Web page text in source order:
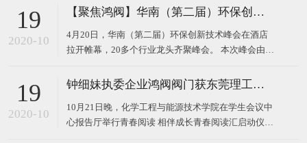
限公司董事长钟细妹、化能学院党委书记夏勇、化能
场仪式。化能学院党委委员、各支部书记、政治辅导
员、班主任
19
2020-10
【聚焦鸿阀】华南（第二届）环保创新技术峰会
4月20日，华南（第二届）环保创新技术峰会在酒店
拉开帷幕，20多个行业龙头齐聚峰会。 本次峰会由广
司作为主办方，以高新技术对接，最新技术产品，超
用，共同将环
19
2020-10
钟细妹执委企业鸿阀阀门获东莞理工学院校长马宏伟亲赠牌匾
10月21日晚，化学工程与能源技术学院在学生会议中
心报告厅举行青春阅读 相伴成长青春阅读汇启动仪